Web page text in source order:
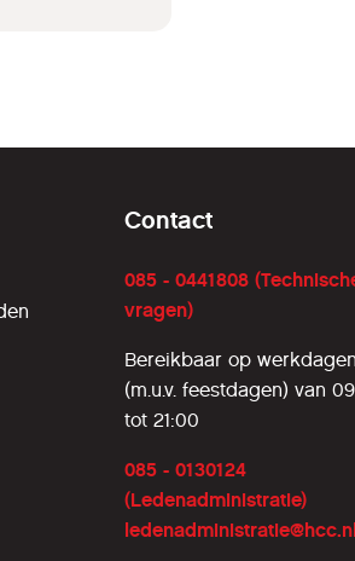
Contact
085 - 0441808
vragen)
Bereikbaar op werkdagen
(m.u.v. feestdagen) van
tot 21:00
085 - 0130124
(Ledenadministratie)